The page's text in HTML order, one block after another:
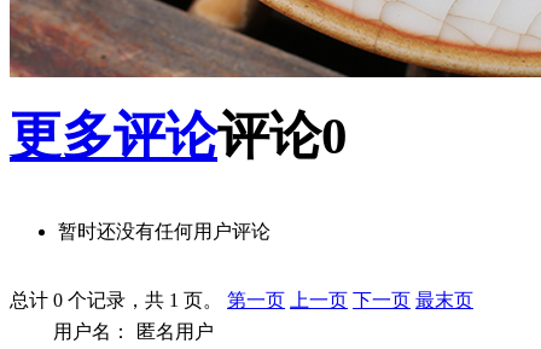
更多评论评论0
暂时还没有任何用户评论
总计 0 个记录，共 1 页。 第一页 上一页 下一页 最末页
用户名：
匿名用户